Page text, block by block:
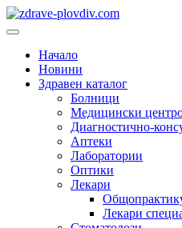
Преминете
към
Основно
Начало
Новини
Здравен каталог
Болници
Медицински
Диагностично-
Аптеки
Лаборатории
Оптики
Лекари
Лекари